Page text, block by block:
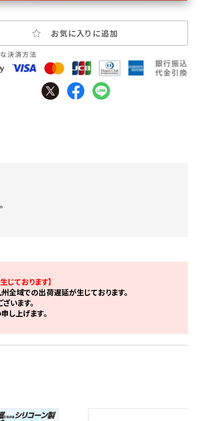
お気に入りに追加
ております】
全域での出荷遅延が生じております。
います。
し上げます。